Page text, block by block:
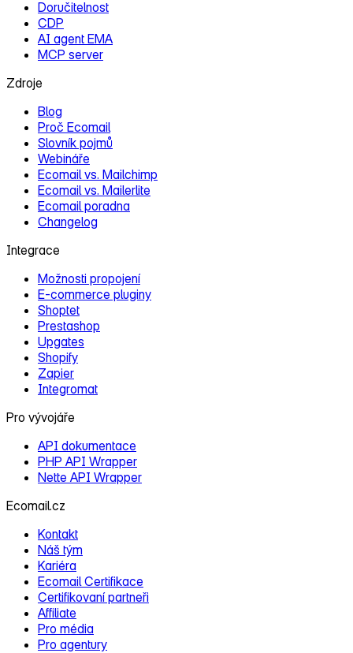
Doručitelnost
CDP
AI agent EMA
MCP server
Zdroje
Blog
Proč Ecomail
Slovník pojmů
Webináře
Ecomail vs. Mailchimp
Ecomail vs. Mailerlite
Ecomail poradna
Changelog
Integrace
Možnosti propojení
E‑commerce pluginy
Shoptet
Prestashop
Upgates
Shopify
Zapier
Integromat
Pro vývojáře
API dokumentace
PHP API Wrapper
Nette API Wrapper
Ecomail.cz
Kontakt
Náš tým
Kariéra
Ecomail Certifikace
Certifikovaní partneři
Affiliate
Pro média
Pro agentury